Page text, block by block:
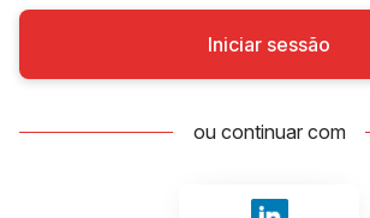
Iniciar sessão
ou continuar com